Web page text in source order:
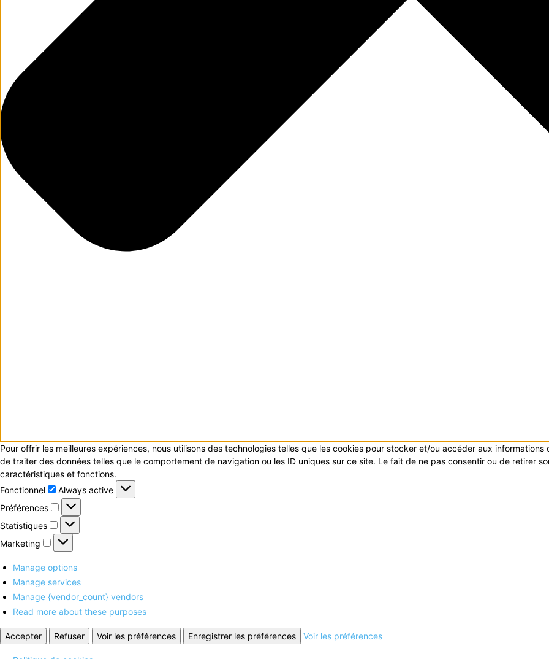
Pour offrir les meilleures expériences, nous utilisons des technologies telles que les cookies pour stocker et/ou accéder aux
de traiter des données telles que le comportement de navigation ou les ID uniques sur ce site. Le fait de ne pas consentir ou de retirer
caractéristiques et fonctions.
Fonctionnel
Fonctionnel
Always active
Préférences
Préférences
Statistiques Statistiques
Marketing Marketing
Manage options
Manage services
Manage {vendor_count} vendors
Read more about these purposes
Accepter Refuser Voir les préférences Enregistrer les préférences Voir les préférences